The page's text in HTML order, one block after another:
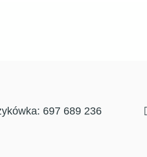
697 689 236